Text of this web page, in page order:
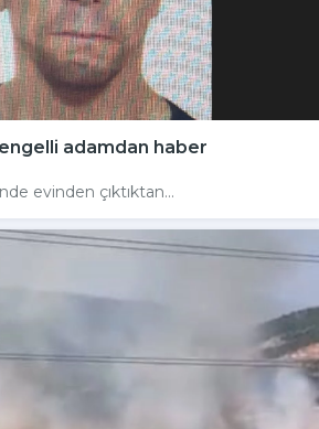
adamdan haber
evinden çıktıktan...